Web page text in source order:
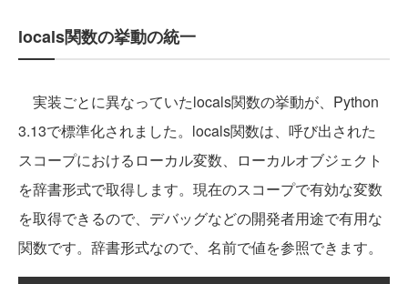
locals関数の挙動の統一
実装ごとに異なっていたlocals関数の挙動が、Python
3.13で標準化されました。locals関数は、呼び出された
スコープにおけるローカル変数、ローカルオブジェクト
を辞書形式で取得します。現在のスコープで有効な変数
を取得できるので、デバッグなどの開発者用途で有用な
関数です。辞書形式なので、名前で値を参照できます。